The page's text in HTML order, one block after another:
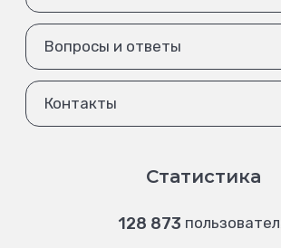
Вопросы и ответы
Контакты
Статистика
128 873